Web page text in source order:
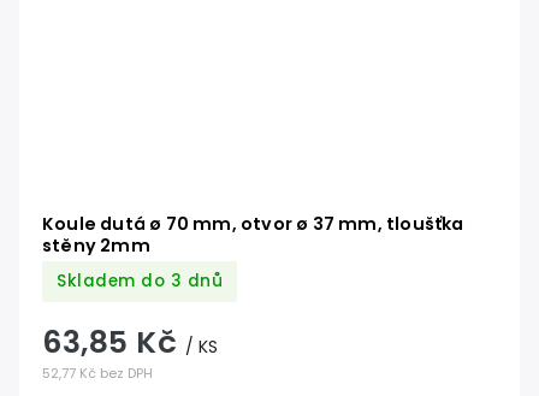
Koule dutá ø 70 mm, otvor ø 37 mm, tloušťka
stěny 2mm
Skladem do 3 dnů
52,77 Kč bez DPH
63,85 Kč / KS